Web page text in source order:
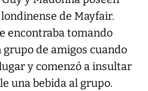
de Mayfair.
encontraba tomando
grupo de amigos cuando
y comenzó a insultar
una bebida al grupo.